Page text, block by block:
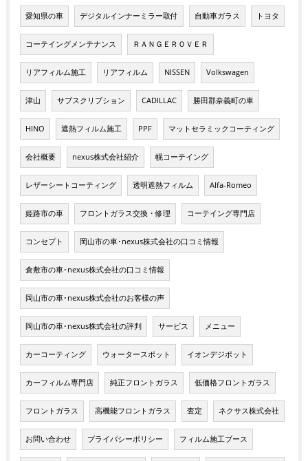
愛知県の車 デジタルインナーミラー取付 自動車ガラス トヨタ
コーテイングメンテナンス ＲＡＮＧＥＲＯＶＥＲ
リアフィルム施工 リアフィルム NISSEN Volkswagen
津山 サブスクリプション CADILLAC 勝田郡奈義町の車
HINO 遮熱フィルム施工 PPF マットセラミックコーティング
会社概要 nexus株式会社紹介 幌コーテイング
レザーシートコーティング 透明遮熱フィルム Alfa-Romeo
姫路市の車 フロントガラス交換・修理 コーテイング専門店
コンセプト 岡山市の車･nexus株式会社の口コミ情報
倉敷市の車･nexus株式会社の口コミ情報
岡山市の車･nexus株式会社のお客様の声
岡山市の車･nexus株式会社の評判 サービス メニュー
カーコーティング ウォータースポット イオンデジポット
カーフィルム専門店 純正フロントガラス 低価格フロントガラス
フロントガラス 高機能フロントガラス 査定 ネクサス株式会社
お問い合わせ プライバシーポリシー フィルム施工ブース